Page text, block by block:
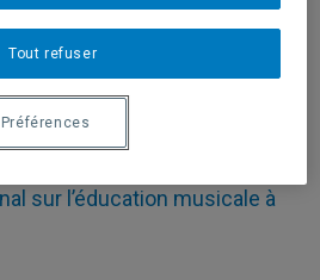
sur l’éducation musicale à
Tout refuser
Préférences